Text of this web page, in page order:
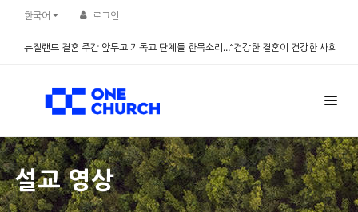
한국어 로그인
뉴질랜드 결혼 주간 앞두고 기독교 단체들 한목소리…“건강한 결혼이 건강한 사회
설교 영상
Sketchbook5, 스케치북5